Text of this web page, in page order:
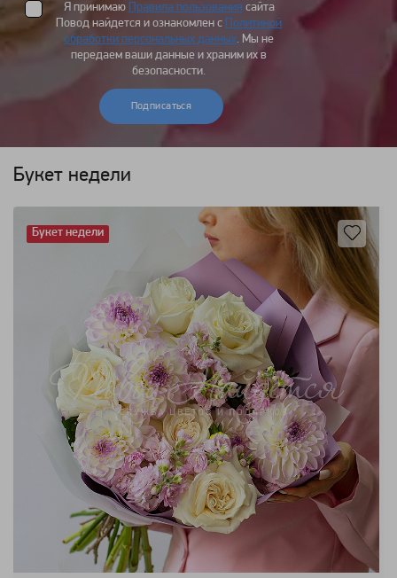
Я принимаю Правила пользования сайта
Повод найдется и ознакомлен с Политикой
обработки персональных данных. Мы не
передаем ваши данные и храним их в
безопасности.
Подписаться
Букет недели
Букет недели